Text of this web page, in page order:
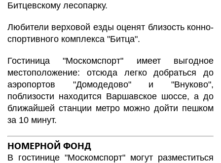
Битцевскому лесопарку.
Любители верховой езды оценят близость конно-
спортивного комплекса "Битца".
Гостиница "Москомспорт" имеет выгодное
местоположение: отсюда легко добраться до
аэропортов "Домодедово" и "Внуково",
поблизости находится Варшавское шоссе, а до
ближайшей станции метро можно дойти пешком
за 10 минут.
НОМЕРНОЙ ФОНД
В гостинице "Москомспорт" могут разместиться